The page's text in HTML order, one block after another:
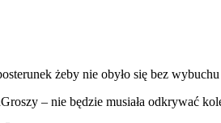
żeby nie obyło się bez
– nie będzie musiała odkrywać